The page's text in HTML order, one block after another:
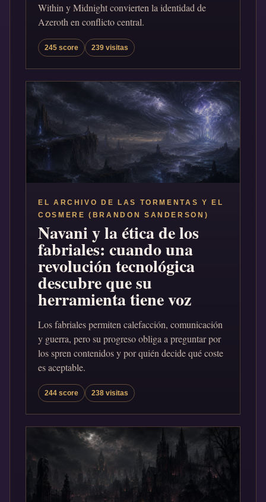
Within y Midnight convierten la identidad de
Azeroth en conflicto central.
245 score 239 visitas
EL ARCHIVO DE LAS TORMENTAS Y EL
COSMERE (BRANDON SANDERSON)
Navani y la ética de los
fabriales: cuando una
revolución tecnológica
descubre que su
herramienta tiene voz
Los fabriales permiten calefacción, comunicación
y guerra, pero su progreso obliga a preguntar por
los spren contenidos y por quién decide qué coste
es aceptable.
244 score 238 visitas